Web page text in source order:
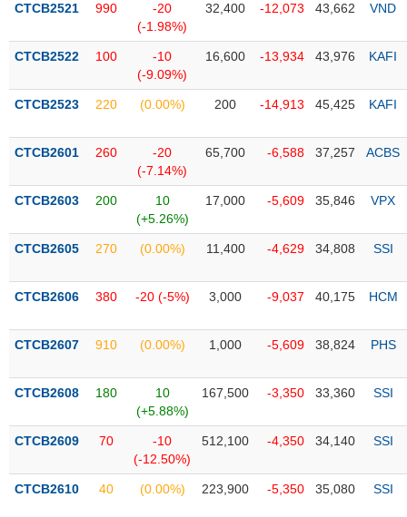
thái
phiếu
mô
thị
Niêm
Niêm
mới
yết
sung
niêm
yết
Theo
dõi
CTCB2521 990
-20
(-1.98%)
32,400 -12,073 43,662 VND
CTCB2522 100
-10
(-9.09%)
16,600 -13,934 43,976 KAFI
CTCB2523 220 (0.00%) 200 -14,913 45,425 KAFI
CTCB2601 260
-20
(-7.14%)
65,700 -6,588 37,257 ACBS
CTCB2603 200
10
(+5.26%)
17,000 -5,609 35,846 VPX
CTCB2605 270 (0.00%) 11,400 -4,629 34,808 SSI
CTCB2606 380 -20 (-5%) 3,000 -9,037 40,175 HCM
CTCB2607 910 (0.00%) 1,000 -5,609 38,824 PHS
CTCB2608 180
10
(+5.88%)
167,500 -3,350 33,360 SSI
CTCB2609 70
-10
(-12.50%)
512,100 -4,350 34,140 SSI
CTCB2610 40 (0.00%) 223,900 -5,350 35,080 SSI
NGÀNH
DOANH
NGHIỆP
PHIẾU
PHÁI
TRÁI
CÔNG